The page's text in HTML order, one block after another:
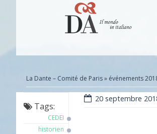
La Dante – Comité de Paris» événements
Tags:
CEDEI
historien
20 septembre